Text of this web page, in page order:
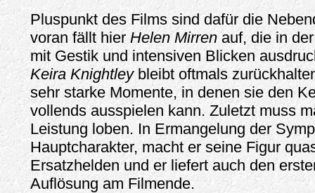
Pluspunkt des Films sind dafür die
voran fällt hier Helen Mirrenauf, die in
mit Gestik und intensiven Blicken
Keira Knightleybleibt oftmals
sehr starke Momente, in denen sie den
vollends ausspielen kann. Zuletzt muss
Leistung loben. In Ermangelung der
Hauptcharakter, macht er seine Figur
Ersatzhelden und er liefert auch den
Auflösung am Filmende.